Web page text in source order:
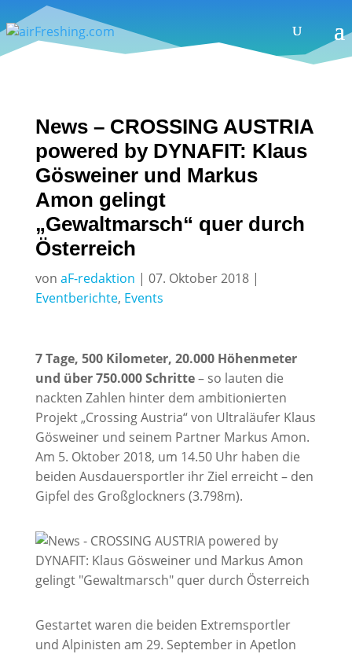
News – CROSSING AUSTRIA
powered by DYNAFIT: Klaus
Gösweiner und Markus
Amon gelingt
„Gewaltmarsch“ quer durch
Österreich
von aF-redaktion | 07. Oktober 2018|
Eventberichte, Events
7 Tage, 500 Kilometer, 20.000 Höhenmeter
und über 750.000 Schritte– so lauten die
nackten Zahlen hinter dem ambitionierten
Projekt „Crossing Austria“ von Ultraläufer Klaus
Gösweiner und seinem Partner Markus Amon.
Am 5. Oktober 2018, um 14.50 Uhr haben die
beiden Ausdauersportler ihr Ziel erreicht – den
Gipfel des Großglockners (3.798m).
Gestartet waren die beiden Extremsportler
und Alpinisten am 29. September in Apetlon